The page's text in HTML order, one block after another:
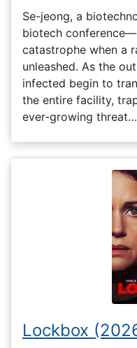
Se-jeong, a
biotech
catastrophe when a
unleashed. As the
infected begin to
the entire facility,
ever-growing threat…
Lockbox